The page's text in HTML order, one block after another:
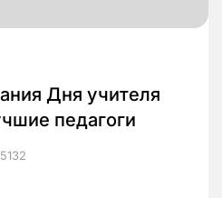
Дня учителя
педагоги
5132